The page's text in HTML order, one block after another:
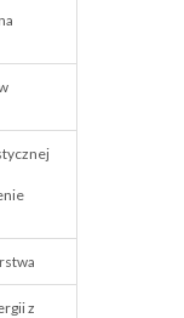
z